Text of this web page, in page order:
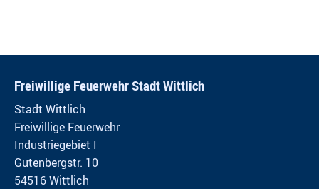
Freiwillige Feuerwehr Stadt Wittlich
Stadt Wittlich
Freiwillige Feuerwehr
Industriegebiet I
Gutenbergstr. 10
54516 Wittlich